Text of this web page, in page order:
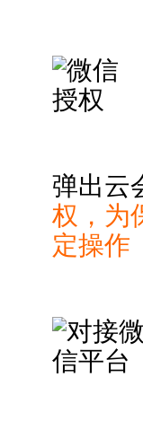
弹出云
权，为
定操作